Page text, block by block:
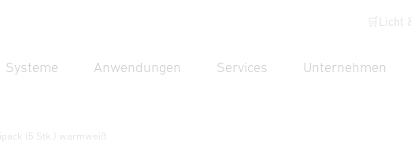
🛒Licht
Systeme Anwendungen Services Unternehmen
(5 Stk.) warmweiß